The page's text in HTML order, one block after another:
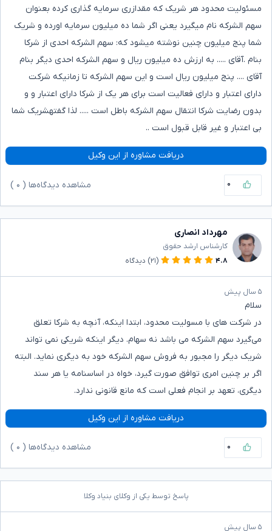
مسئولیت محدود هر شریک که مقدازری سرمایه گذاری کرده بعنوان
سهم الشرکه نام میگیرد یعنی اگر شما ده میلیون سرمایه اورده و شریک
شما پنج میلیون چنین نوشته میشود که: سهم الشرکه احدی از شرکا
بنام .آقای ..... به ارزش ده میلیون ریال و سهم الشرکه احدی دیگر بنام
آقای .... پنج میلیون ریال است و این سهم الشرکه تا زمانیکه شرکت
دارای اعتبار و دارای فعالیت است برای هر یک از شرکا دارای اعتبار و و
بدون رضایت شرکا انتقال سهم الشرکه باطل است ..... لذا گفتهشریک شما
بی اعتبار و غیر قابل قبول است ..
دریافت مشاوره از این وکیل
۰ مشاهده دیدگاه‌ها ( ۰
مهرداد انصاری
کارشناس ارشد حقوق
۴.۸
(۲۱) دیدگاه
۵ سال پیش
سلام
در شرکت های با مسولیت محدود، ابتدا اینکه، آنچه به شرکا تعلق
می‌گیرد سهم الشرکه می باشد نه سهام. دیگر اینکه شریکی نمی تواند
شریک دیگر را مجبور به فروش سهم الشرکه خود به دیگری نماید. البته
اگر بر چنین امری توافق صورت گیرد، خواه در اساسنامه یا هر سند
دیگری، تعهد بر انجام فعلی است که مانع قانونی ندارد.
دریافت مشاوره از این وکیل
۰ مشاهده دیدگاه‌ها ( ۰
پاسخ توسط یکی از وکلای بنیاد وکلا
۵ سال پیش